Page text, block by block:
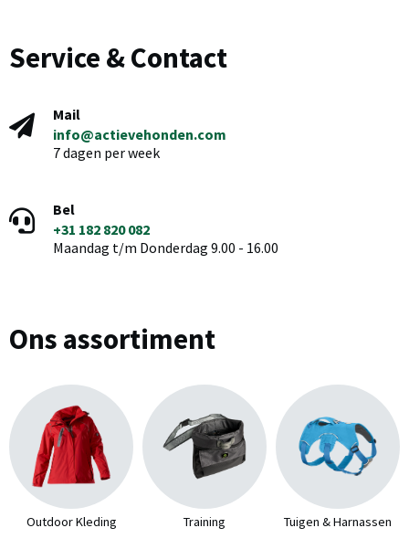
Service & Contact
Mail
info@actievehonden.com
7 dagen per week
Bel
+31 182 820 082
Maandag t/m Donderdag 9.00 - 16.00
Ons assortiment
Outdoor Kleding Training Tuigen & Harnassen